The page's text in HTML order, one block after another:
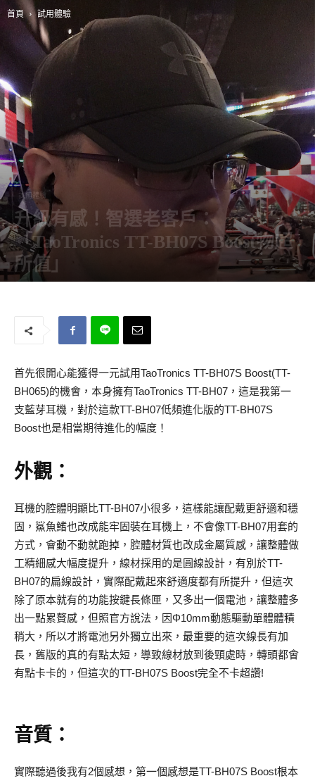
首頁 試用體驗
試用體驗
升級有感！智選老客戶：
「TaoTronics TT-BH07S Boost物超
所值」
首先很開心能獲得一元試用TaoTronics TT-BH07S Boost(TT-
BH065)的機會，本身擁有TaoTronics TT-BH07，這是我第一
支藍芽耳機，對於這款TT-BH07低頻進化版的TT-BH07S
Boost也是相當期待進化的幅度！
外觀：
耳機的腔體明顯比TT-BH07小很多，這樣能讓配戴更舒適和穩
固，鯊魚鰭也改成能牢固裝在耳機上，不會像TT-BH07用套的
方式，會動不動就跑掉，腔體材質也改成金屬質感，讓整體做
工精細感大幅度提升，線材採用的是圓線設計，有別於TT-
BH07的扁線設計，實際配戴起來舒適度都有所提升，但這次
除了原本就有的功能按鍵長條匣，又多出一個電池，讓整體多
出一點累贅感，但照官方說法，因Φ10mm動態驅動單體體積
稍大，所以才將電池另外獨立出來，最重要的這次線長有加
長，舊版的真的有點太短，導致線材放到後頸處時，轉頭都會
有點卡卡的，但這次的TT-BH07S Boost完全不卡超讚!
音質：
實際聽過後我有2個感想，第一個感想是TT-BH07S Boost根本